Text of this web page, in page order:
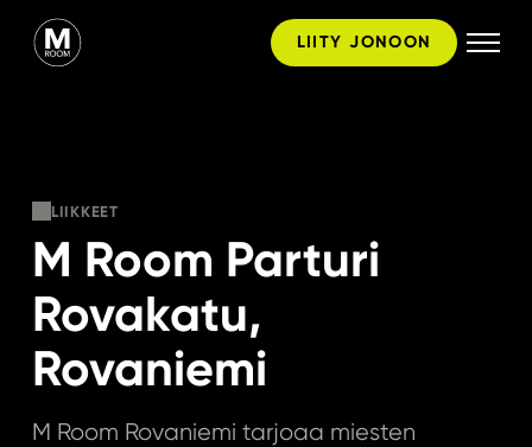
Hyppää
sisältöön
LIITY JONOON
LIIKKEET
M Room Parturi
Rovakatu,
Rovaniemi
M Room Rovaniemi tarjoaa miesten